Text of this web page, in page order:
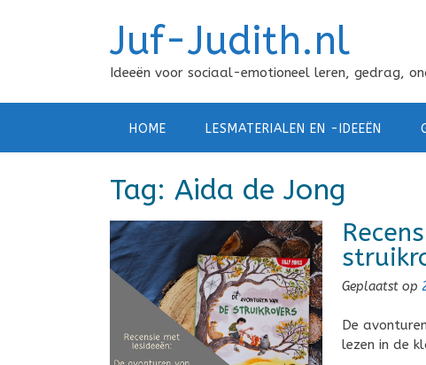
Juf-Judith.nl
Ideeën voor sociaal-emotioneel leren, gedrag,
HOME LESMATERIALEN EN -IDEEËN
Tag: Aida de Jong
Geplaatst op
De
lezen in de